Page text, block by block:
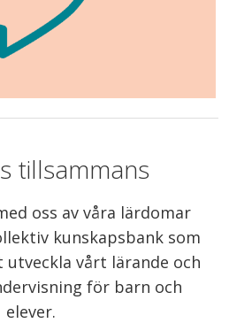
tillsammans
oss av våra lärdomar
kunskapsbank som
vårt lärande och
för barn och
elever.